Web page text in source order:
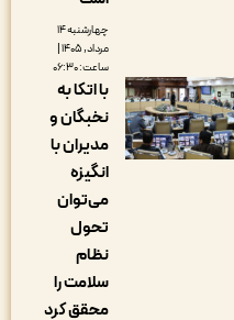
چهارشنبه ۱۴
مرداد, ۱۴۰۵ |
با اتکا به
نخبگان و
مدیران با
می‌توان
سلامت را
محقق کرد